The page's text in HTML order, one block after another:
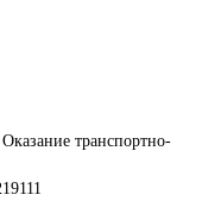
Оказание транспортно-